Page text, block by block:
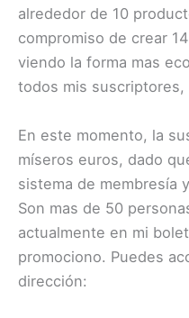
alrededor de 10
compromiso de crear
viendo la forma mas
todos mis
En este momento, la
míseros euros, dado
sistema de membresía
Son mas de 50
actualmente en mi
promociono. Puedes
dirección: